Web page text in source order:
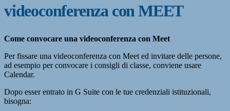
videoconferenza con MEET
Come convocare una videoconferenza con Meet
Per fissare una videoconferenza con Meet ed invitare delle persone,
ad esempio per convocare i consigli di classe, conviene usare
Calendar.
Dopo esser entrato in G Suite con le tue credenziali istituzionali,
bisogna: